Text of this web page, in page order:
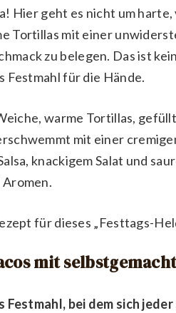
Hier geht es nicht um
Tortillas mit einer
zu belegen. Das ist
Festmahl für die Hände.
warme Tortillas,
mit einer
knackigem Salat und
für dieses „Festtags-
mit
Festmahl, bei dem sich